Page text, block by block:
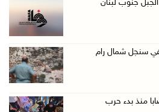
يتصاعد في أوساط ...
جنوب لبنان
سنجل شمال رام
و174,242 مصابا منذ بدء حرب